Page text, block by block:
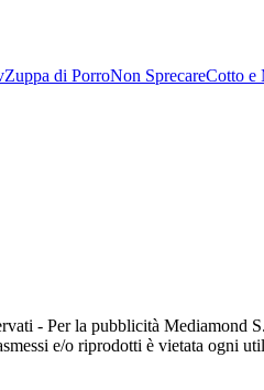
Zuppa di PorroNon SprecareCotto e
- Per la pubblicità Mediamond
e/o riprodotti è vietata ogni